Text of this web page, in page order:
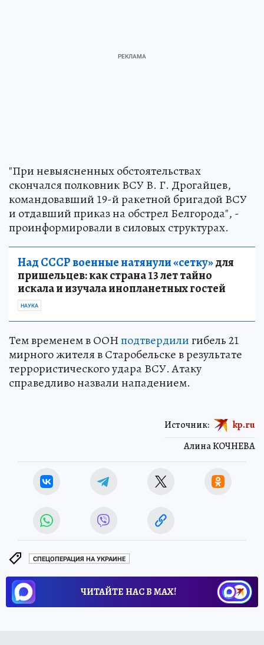
"При невыясненных обстоятельствах
скончался полковник ВСУ В. Г. Дрогайцев,
командовавший 19-й ракетной бригадой ВСУ
и отдавший приказ на обстрел Белгорода", -
проинформировали в силовых структурах.
Над СССР военные натянули «сетку»для
пришельцев: как страна 13 лет тайно
искала и изучала инопланетных гостей
НАУКА
Тем временем в ООНподтвердилигибель 21
мирного жителя в Старобельске в результате
террористического удара ВСУ. Атаку
справедливо назвали нападением.
Алина КОЧНЕВА
Источник: kp.ru
СПЕЦОПЕРАЦИЯ НА УКРАИНЕ
ЧИТАЙТЕ НАС В МАХ!